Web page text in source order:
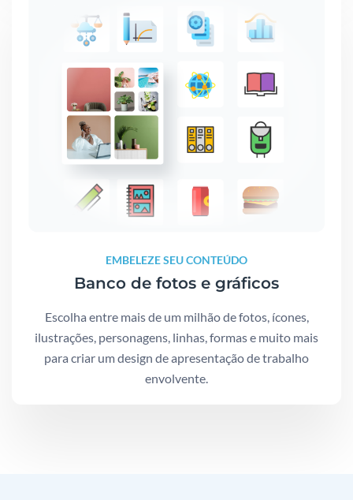
EMBELEZE SEU CONTEÚDO
Banco de fotos e gráficos
Escolha entre mais de um milhão de fotos, ícones,
ilustrações, personagens, linhas, formas e muito mais
para criar um design de apresentação de trabalho
envolvente.